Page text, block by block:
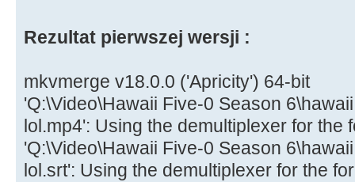
Application
}
mess
while (pos
{
>Add(mess.SubString(1, pos-1)
Rezultat pierwszej wersji :
mkvmerge v18.0.0 ('Apricity') 64-bit
'Q:\Video\Hawaii Five-0 Season
lol.mp4': Using the demultiplexer for the
'Q:\Video\Hawaii Five-0 Season
lol.srt': Using the demultiplexer for the